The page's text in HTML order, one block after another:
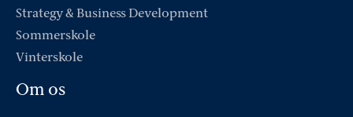
Strategy & Business Development
Sommerskole
Vinterskole
Om os